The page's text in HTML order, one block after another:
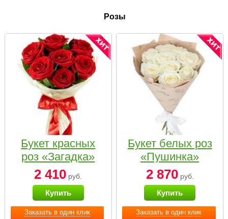
Розы
Заказать в один клик
Букет красных
роз «Загадка»
2 410 руб.
Купить
Заказать в один клик
Букет белых роз
«Пушинка»
2 870руб.
Купить